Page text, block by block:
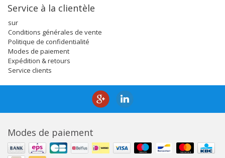
Service à la clientèle
sur
Conditions générales de vente
Politique de confidentialité
Modes de paiement
Expédition & retours
Service clients
Modes de paiement